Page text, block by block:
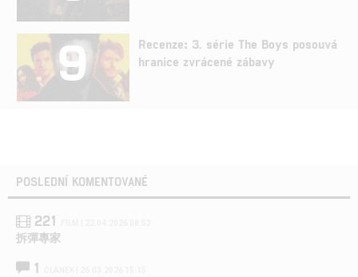
9
Recenze: 3. série The Boys posouvá
hranice zvrácené zábavy
POSLEDNÍ KOMENTOVANÉ
221
拆彈專家
1